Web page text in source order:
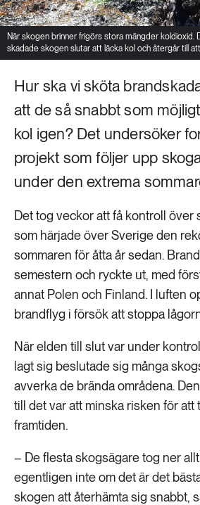
När skogen brinner frigörs stora mängder koldioxid.
skadade skogen slutar att läcka kol och återgår till
Hur ska vi sköta
att de så snabbt som
kol igen? Det undersöker
projekt som följer upp
under den extrema
Det tog veckor att få kontroll över
som härjade över Sverige den
sommaren för åtta år sedan.
semestern och ryckte ut, med
annat Polen och Finland. I luften
brandflyg i försök att stoppa
När elden till slut var under
lagt sig beslutade sig många
avverka de brända områdena.
till det var att minska risken för att
framtiden.
– De flesta skogsägare tog ner
egentligen inte om det är det
skogen att återhämta sig snabbt,